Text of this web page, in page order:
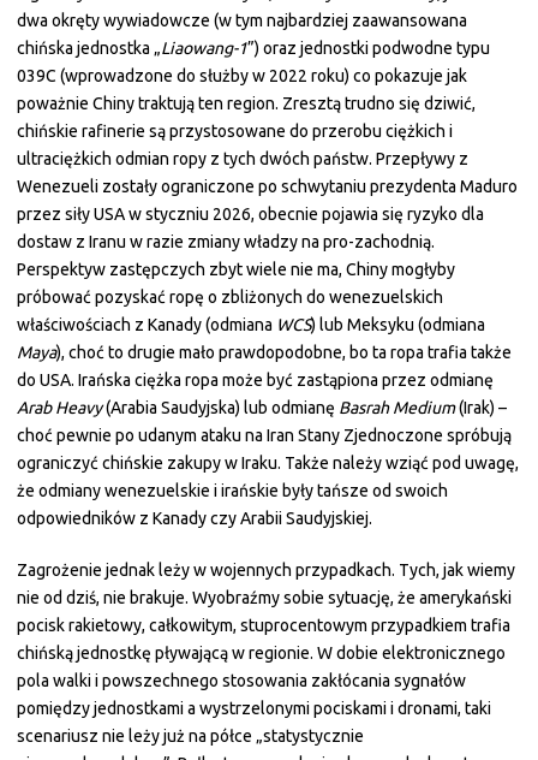
dwa okręty wywiadowcze (w tym najbardziej zaawansowana
chińska jednostka „Liaowang-1”) oraz jednostki podwodne typu
039C (wprowadzone do służby w 2022 roku) co pokazuje jak
poważnie Chiny traktują ten region. Zresztą trudno się dziwić,
chińskie rafinerie są przystosowane do przerobu ciężkich i
ultraciężkich odmian ropy z tych dwóch państw. Przepływy z
Wenezueli zostały ograniczone po schwytaniu prezydenta Maduro
przez siły USA w styczniu 2026, obecnie pojawia się ryzyko dla
dostaw z Iranu w razie zmiany władzy na pro-zachodnią.
Perspektyw zastępczych zbyt wiele nie ma, Chiny mogłyby
próbować pozyskać ropę o zbliżonych do wenezuelskich
właściwościach z Kanady (odmiana WCS) lub Meksyku (odmiana
Maya), choć to drugie mało prawdopodobne, bo ta ropa trafia także
do USA. Irańska ciężka ropa może być zastąpiona przez odmianę
Arab Heavy(Arabia Saudyjska) lub odmianę Basrah Medium(Irak) –
choć pewnie po udanym ataku na Iran Stany Zjednoczone spróbują
ograniczyć chińskie zakupy w Iraku. Także należy wziąć pod uwagę,
że odmiany wenezuelskie i irańskie były tańsze od swoich
odpowiedników z Kanady czy Arabii Saudyjskiej.
Zagrożenie jednak leży w wojennych przypadkach. Tych, jak wiemy
nie od dziś, nie brakuje. Wyobraźmy sobie sytuację, że amerykański
pocisk rakietowy, całkowitym, stuprocentowym przypadkiem trafia
chińską jednostkę pływającą w regionie. W dobie elektronicznego
pola walki i powszechnego stosowania zakłócania sygnałów
pomiędzy jednostkami a wystrzelonymi pociskami i dronami, taki
scenariusz nie leży już na półce „statystycznie